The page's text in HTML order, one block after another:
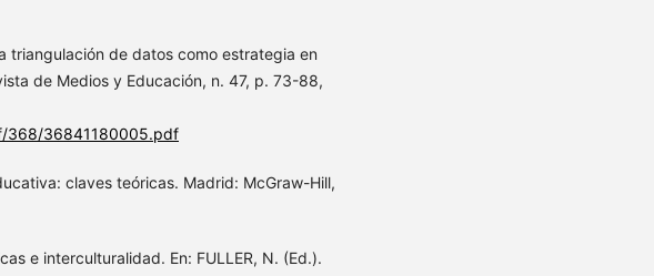
triangulación de datos como estrategia en
de Medios y Educación, n. 47, p. 73-88,
368/36841180005.pdf
claves teóricas. Madrid: McGraw-Hill,
e interculturalidad. En: FULLER, N. (Ed.).